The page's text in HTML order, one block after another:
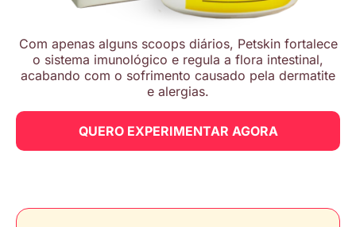
Com apenas alguns scoops diários, Petskin fortalece
o sistema imunológico e regula a flora intestinal,
acabando com o sofrimento causado pela dermatite
e alergias.
QUERO EXPERIMENTAR AGORA